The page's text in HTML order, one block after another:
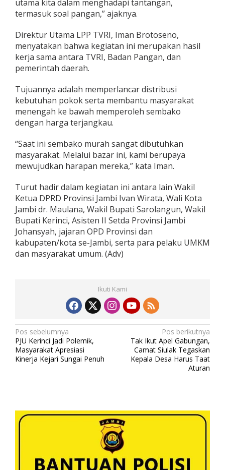
utama kita dalam menghadapi tantangan,
termasuk soal pangan,” ajaknya.
Direktur Utama LPP TVRI, Iman Brotoseno,
menyatakan bahwa kegiatan ini merupakan hasil
kerja sama antara TVRI, Badan Pangan, dan
pemerintah daerah.
Tujuannya adalah memperlancar distribusi
kebutuhan pokok serta membantu masyarakat
menengah ke bawah memperoleh sembako
dengan harga terjangkau.
“Saat ini sembako murah sangat dibutuhkan
masyarakat. Melalui bazar ini, kami berupaya
mewujudkan harapan mereka,” kata Iman.
Turut hadir dalam kegiatan ini antara lain Wakil
Ketua DPRD Provinsi Jambi Ivan Wirata, Wali Kota
Jambi dr. Maulana, Wakil Bupati Sarolangun, Wakil
Bupati Kerinci, Asisten II Setda Provinsi Jambi
Johansyah, jajaran OPD Provinsi dan
kabupaten/kota se-Jambi, serta para pelaku UMKM
dan masyarakat umum. (Adv)
Ikuti Kami
N
a
v
s
Pos sebelumnya
PJU Kerinci Jadi Polemik,
Masyarakat Apresiasi
Kinerja Kejari Sungai Penuh
Pos berikutnya
Tak Ikut Apel Gabungan,
Camat Siulak Tegaskan
Kepala Desa Harus Taat
Aturan